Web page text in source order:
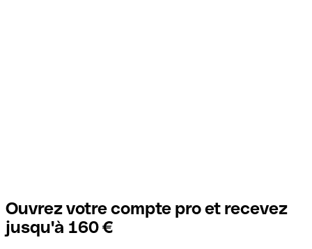
Ouvrez votre compte pro et recevez
jusqu'à 160 €